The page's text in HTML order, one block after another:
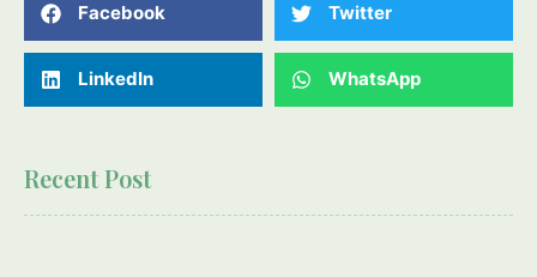
Facebook Twitter
LinkedIn WhatsApp
Recent Post